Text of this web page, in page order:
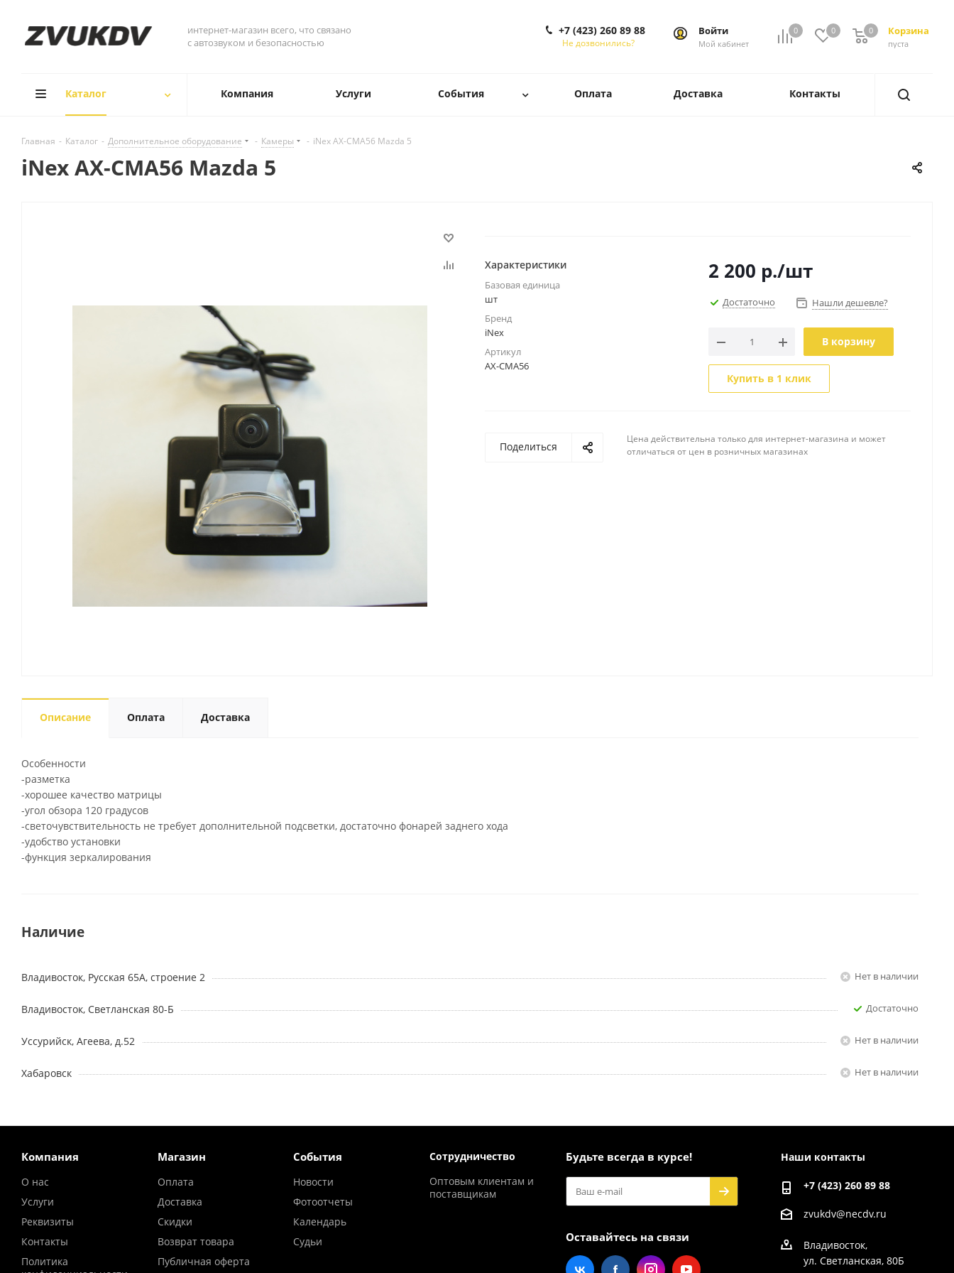
интернет-магазин всего, что связано
с автозвуком и безопасностью
0 0 Корзина
0
пуста
0
Войти
Мой кабинет
+7 (423) 260 89 88
Не дозвонились?
Каталог Компания Услуги События Оплата Доставка Контакты
Главная - Каталог - Дополнительное оборудование - Камеры - iNex AX-CMA56 Mazda 5
iNex AX-CMA56 Mazda 5
Характеристики
Базовая единица
шт
Бренд
iNex
Артикул
AX-CMA56
2 200 р./шт
Достаточно Нашли дешевле?
В корзину
Купить в 1 клик
Поделиться
Цена действительна только для интернет-магазина и может
отличаться от цен в розничных магазинах
Описание Оплата Доставка
Особенности
-разметка
-хорошее качество матрицы
-угол обзора 120 градусов
-светочувствительность не требует дополнительной подсветки, достаточно фонарей заднего хода
-удобство установки
-функция зеркалирования
Наличие
Владивосток, Русская 65А, строение 2 Нет в наличии
Владивосток, Светланская 80-Б Достаточно
Уссурийск, Агеева, д.52 Нет в наличии
Хабаровск Нет в наличии
Компания
О нас
Услуги
Реквизиты
Контакты
Политика
Магазин
Оплата
Доставка
Скидки
Возврат товара
Публичная оферта
События
Новости
Фотоотчеты
Календарь
Судьи
Сотрудничество
Оптовым клиентам и
поставщикам
Будьте всегда в курсе!
Оставайтесь на связи
Наши контакты
+7 (423) 260 89 88
zvukdv@necdv.ru
Владивосток,
ул. Светланская, 80Б